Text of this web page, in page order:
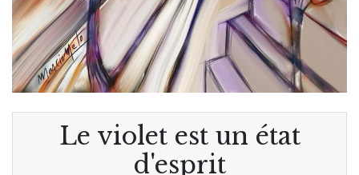
Le violet est un état
d'esprit